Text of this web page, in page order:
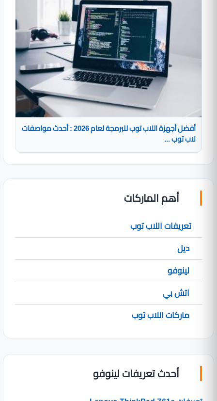
أفضل أجهزة اللاب توب للبرمجة لعام 2026 : أحدث مواصفات
لاب توب ...
أهم الماركات
تعريفات اللاب توب
ديل
لينوفو
اتش بي
ماركات اللاب توب
أحدث تعريفات لينوفو